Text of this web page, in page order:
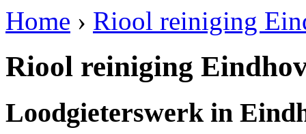
Home › Riool reiniging
Riool reiniging
Loodgieterswerk in